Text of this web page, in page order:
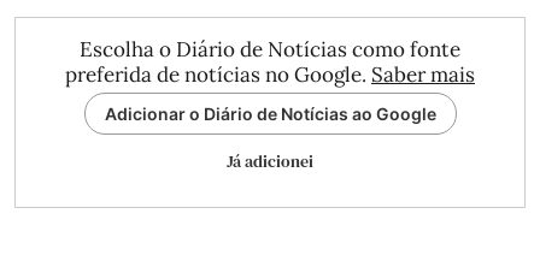
Escolha o Diário de Notícias como fonte
preferida de notícias no Google. Saber mais
Adicionar o Diário de Notícias ao Google
Já adicionei